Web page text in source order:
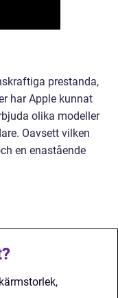
prestanda,
har Apple kunnat
olika modeller
Oavsett vilken
en enastående